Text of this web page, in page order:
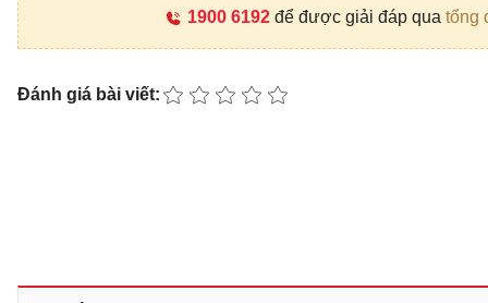
1900 6192để được giải đáp qua tổng
Đánh giá bài viết: